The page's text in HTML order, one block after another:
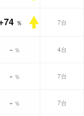
％ 7台
- ％ 4台
- ％ 7台
- ％ 7台